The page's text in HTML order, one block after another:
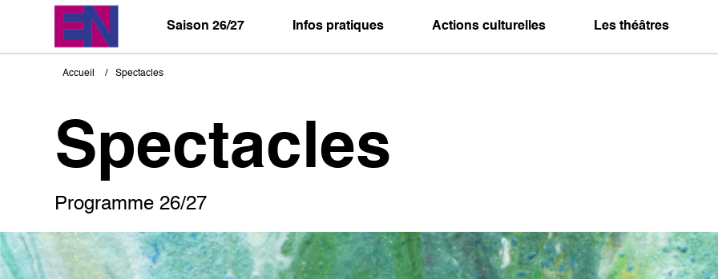
Saison 26/27 Infos pratiques Actions culturelles Les théâtres
Fil
Accueil Spectacles
Spectacles
Programme 26/27